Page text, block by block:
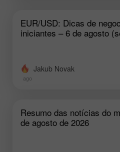
EUR/USD: Dicas de
iniciantes – 6 de agosto
Jakub Novak
ago
Resumo das notícias do
de agosto de 2026